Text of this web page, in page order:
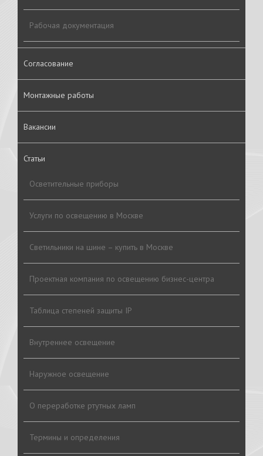
Рабочая документация
Согласование
Монтажные работы
Вакансии
Статьи
Осветительные приборы
Услуги по освещению в Москве
Светильники на шине – купить в Москве
Проектная компания по освещению бизнес-центра
Таблица степеней защиты IP
Внутреннее освещение
Наружное освещение
О переработке ртутных ламп
Термины и определения